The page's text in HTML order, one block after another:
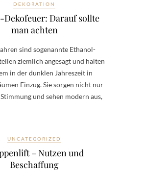
DEKORATION
Dekofeuer: Darauf sollte
man achten
sind sogenannte Ethanol-
ziemlich angesagt und halten
in der dunklen Jahreszeit in
Einzug. Sie sorgen nicht nur
und sehen modern aus,
UNCATEGORIZED
– Nutzen und
Beschaffung